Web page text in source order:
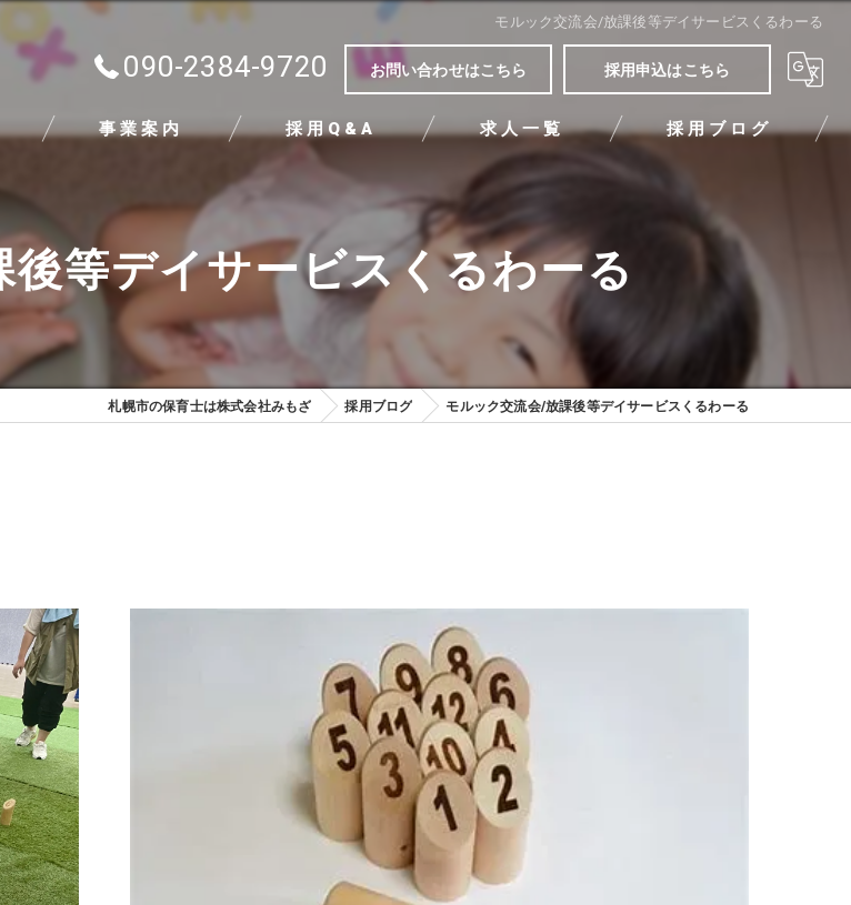
モルック交流会/放課後等デイサービスくるわーる
090-2384-9720 お問い合わせはこちら 採用申込はこちら
事業案内 採用Q&A 求人一覧 採用ブログ
等デイサービスくるわーる
札幌市の保育士は株式会社みもざ 採用ブログ モルック交流会/放課後等デイサービスくるわーる